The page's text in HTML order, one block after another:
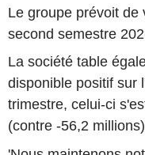
Le groupe prévoit de
second semestre
La société table
disponible positif sur
trimestre, celui-ci
(contre -56,2